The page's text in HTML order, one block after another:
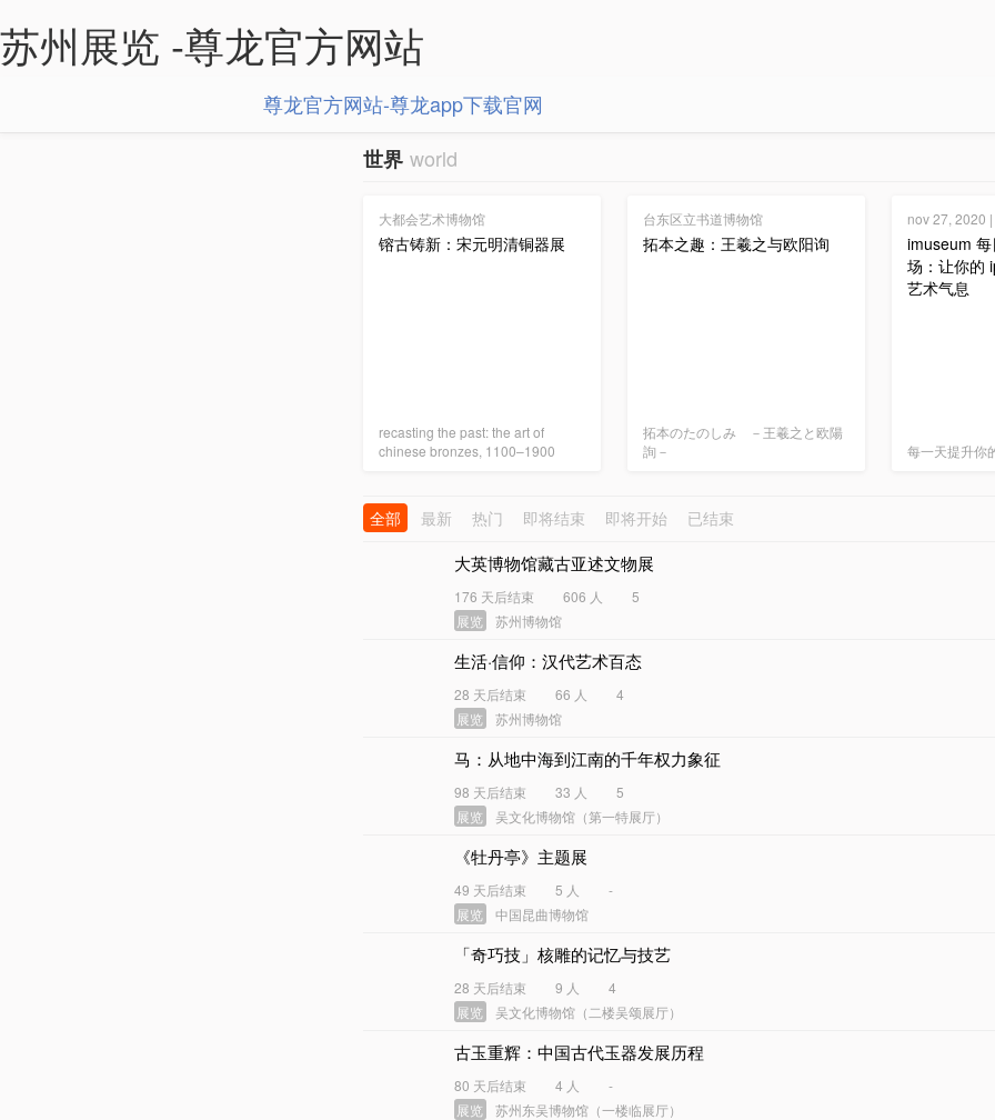
苏州展览 -尊龙官方网站
尊龙官方网站-尊龙app下载官网
世界 world
大都会艺术博物馆
镕古铸新：宋元明清铜器展
recasting the past: the art of
chinese bronzes, 1100–1900
台东区立书道博物馆
拓本之趣：王羲之与欧阳询
拓本のたのしみ －王羲之と欧陽
詢－
nov 27, 2020
imuseum
场：让你的
艺术气息
每一天提升你
全部 最新 热门 即将结束 即将开始 已结束
大英博物馆藏古亚述文物展
176 天后结束 606 人
5
展览
苏州博物馆
生活·信仰：汉代艺术百态
28 天后结束 66 人
4
展览
苏州博物馆
马：从地中海到江南的千年权力象征
98 天后结束 33 人
5
展览
吴文化博物馆（第一特展厅）
《牡丹亭》主题展
49 天后结束 5 人
-
展览
中国昆曲博物馆
「奇巧技」核雕的记忆与技艺
28 天后结束 9 人
4
展览
吴文化博物馆（二楼吴颂展厅）
古玉重辉：中国古代玉器发展历程
80 天后结束 4 人
-
展览
苏州东吴博物馆（一楼临展厅）